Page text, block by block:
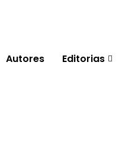
Autores Editorias